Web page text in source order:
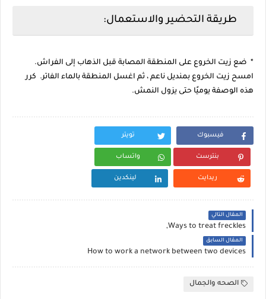
طريقة التحضير والاستعمال:
* ضع زيت الخروع على المنطقة المصابة قبل الذهاب إلى الفراش.
امسح زيت الخروع بمنديل ناعم ، ثم اغسل المنطقة بالماء الفاتر. كرر
هذه الوصفة يوميًا حتى يزول النمش.
فيسبوك تويتر
بنترست واتساب
ريدايت لينكدين
المقال التالي
Ways to treat freckles,
المقال السابق
How to work a network between two devices
الصحه والجمال